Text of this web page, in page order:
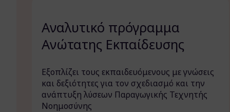
Αναλυτικό πρόγραμμα
Ανώτατης Εκπαίδευσης
Εξοπλίζει τους εκπαιδευόμενους με γνώσεις
και δεξιότητες για τον σχεδιασμό και την
ανάπτυξη λύσεων Παραγωγικής Τεχνητής
Νοημοσύνης